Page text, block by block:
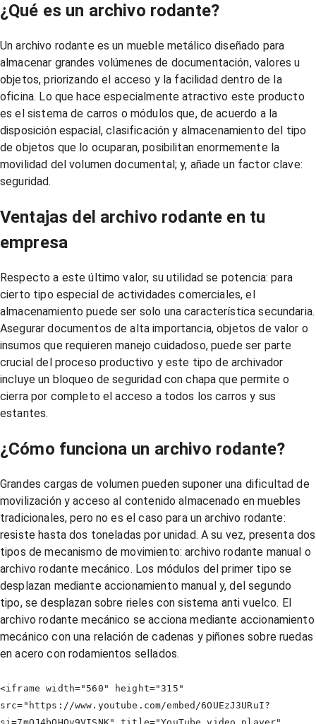
¿Qué es un archivo rodante?
Un archivo rodante es un mueble metálico diseñado para
almacenar grandes volúmenes de documentación, valores u
objetos, priorizando el acceso y la facilidad dentro de la
oficina. Lo que hace especialmente atractivo este producto
es el sistema de carros o módulos que, de acuerdo a la
disposición espacial, clasificación y almacenamiento del tipo
de objetos que lo ocuparan, posibilitan enormemente la
movilidad del volumen documental; y, añade un factor clave:
seguridad.
Ventajas del archivo rodante en tu
empresa
Respecto a este último valor, su utilidad se potencia: para
cierto tipo especial de actividades comerciales, el
almacenamiento puede ser solo una característica secundaria.
Asegurar documentos de alta importancia, objetos de valor o
insumos que requieren manejo cuidadoso, puede ser parte
crucial del proceso productivo y este tipo de archivador
incluye un bloqueo de seguridad con chapa que permite o
cierra por completo el acceso a todos los carros y sus
estantes.
¿Cómo funciona un archivo rodante?
Grandes cargas de volumen pueden suponer una dificultad de
movilización y acceso al contenido almacenado en muebles
tradicionales, pero no es el caso para un archivo rodante:
resiste hasta dos toneladas por unidad. A su vez, presenta dos
tipos de mecanismo de movimiento: archivo rodante manual o
archivo rodante mecánico. Los módulos del primer tipo se
desplazan mediante accionamiento manual y, del segundo
tipo, se desplazan sobre rieles con sistema anti vuelco. El
archivo rodante mecánico se acciona mediante accionamiento
mecánico con una relación de cadenas y piñones sobre ruedas
en acero con rodamientos sellados.
<iframe width="560" height="315"
src="https://www.youtube.com/embed/6OUEzJ3URuI?